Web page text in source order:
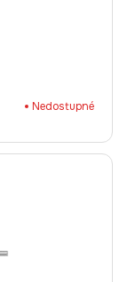
Nedostupné